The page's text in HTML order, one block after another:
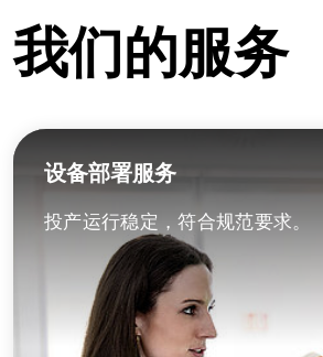
我们的服务
设备部署服务
投产运行稳定，符合规范要求。